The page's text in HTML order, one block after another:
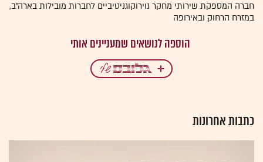
חברה המספקת שירותי מחקר נוירוקוגניטיביים לחברות מובילות בארה"ב,
במזרח הרחוק ובאירופה
כתבות אחרונות